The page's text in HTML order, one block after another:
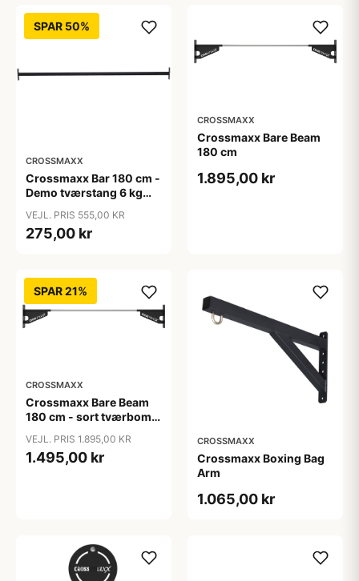
SPAR 50%
CROSSMAXX
Crossmaxx Bar 180 cm -
Demo tværstang 6 kg
VEJL. PRIS 555,00 KR
275,00 kr
CROSSMAXX
Crossmaxx Bare Beam
180 cm
1.895,00 kr
SPAR 21%
CROSSMAXX
Crossmaxx Bare Beam
180 cm - sort tværbom
VEJL. PRIS 1.895,00 KR
1.495,00 kr
CROSSMAXX
Crossmaxx Boxing Bag
Arm
1.065,00 kr